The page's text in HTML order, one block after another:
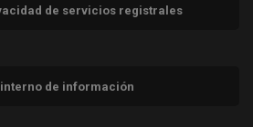
de servicios registrales
de información